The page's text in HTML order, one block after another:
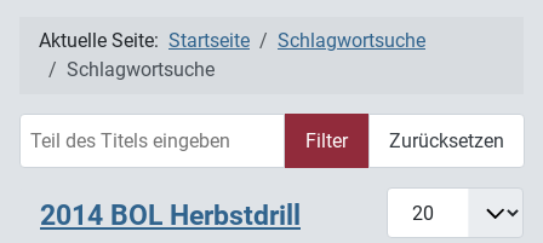
Aktuelle Seite: Startseite
Schlagwortsuche
Schlagwortsuche
Filter Zurücksetzen
Anzeige #
2014 BOL Herbstdrill